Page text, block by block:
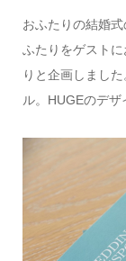
おふたりの結婚
ふたりをゲスト
りと企画しまし
ル。HUGEのデザ